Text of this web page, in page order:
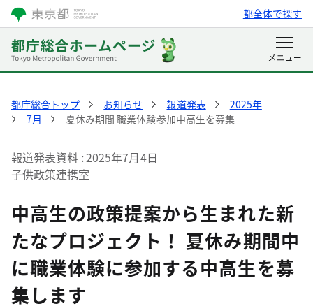
都全体で探す
都庁総合トップ お知らせ 報道発表
2025年
7月
夏休み期間 職業体験参加中高生を募集
報道発表資料 2025年7月4日
子供政策連携室
中高生の政策提案から生まれた新
たなプロジェクト！ 夏休み期間中
に職業体験に参加する中高生を募
集します